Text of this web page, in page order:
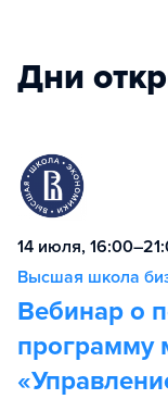
Дни
14 июля,
Высшая школа
Вебинар о
программу